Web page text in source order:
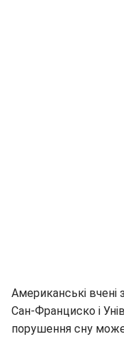
Американські вчені
Сан-Франциско і
порушення сну